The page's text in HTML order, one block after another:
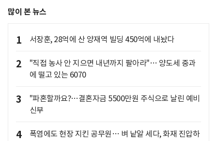
많이 본 뉴스
1 서장훈, 28억에 산 양재역 빌딩 450억에 내놨다
2
"직접 농사 안 지으면 내년까지 팔아라"… 양도세 중과
에 떨고 있는 6070
3
"파혼할까요?…결혼자금 5500만원 주식으로 날린 예비
신부
4
폭염에도 현장 지킨 공무원… 벼 낱알 세다, 화재 진압하